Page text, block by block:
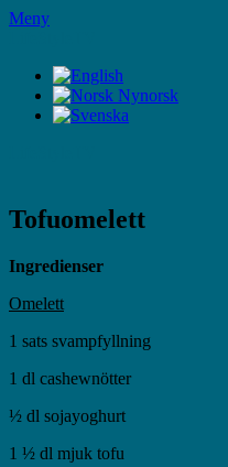
Hoppa
Meny
Tofuomelett
Ingredienser
Omelett
1 sats svampfyllning
1 dl cashewnötter
½ dl sojayoghurt
1 ½ dl mjuk tofu